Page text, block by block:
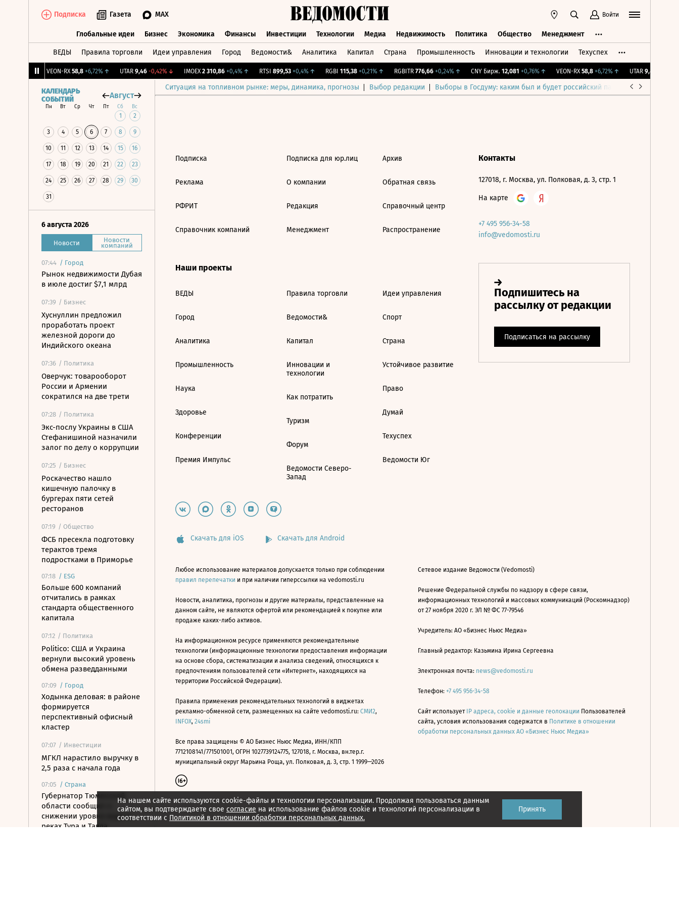
Подписка Газета MAX Войти
Глобальные идеи Бизнес Экономика Финансы Инвестиции Технологии Медиа Недвижимость Политика Общество Менеджмент
ВЕДЫ Правила торговли Идеи управления Город Ведомости& Аналитика Капитал Страна Промышленность Инновации и технологии Техуспех
VEON-RX 58,8 +6,72%↑ UTAR 9,46 -0,42%↓ IMOEX 2 310,86 +0,4%↑ RTSI 899,53 +0,4%↑ RGBI 115,38 +0,21%↑ RGBITR 776,66 +0,24%↑ CNY Бирж. 12,081 +0,76%↑ VEON-RX 58,8 +6,72%↑ UTAR 9,46
Ситуация на топливном рынке: меры, динамика, прогнозы Выбор редакции Выборы в Госдуму: каким был и будет российский парламент
КАЛЕНДАРЬ
СОБЫТИЙ
Август
Пн Вт Ср Чт Пт Сб Вс
1 2
3 4 5 6 7 8 9
10 11 12 13 14 15 16
17 18 19 20 21 22 23
24 25 26 27 28 29 30
31
6 августа 2026
Новости Новости
компаний
07:44 / Город
Рынок недвижимости Дубая
в июле достиг $7,1 млрд
07:39 / Бизнес
Хуснуллин предложил
проработать проект
железной дороги до
Индийского океана
07:36 / Политика
Оверчук: товарооборот
России и Армении
сократился на две трети
07:28 / Политика
Экс-послу Украины в США
Стефанишиной назначили
залог по делу о коррупции
07:25 / Бизнес
Роскачество нашло
кишечную палочку в
бургерах пяти сетей
ресторанов
07:19 / Общество
ФСБ пресекла подготовку
терактов тремя
подростками в Приморье
07:18 / ESG
Больше 600 компаний
отчитались в рамках
стандарта общественного
капитала
07:12 / Политика
Politico: США и Украина
вернули высокий уровень
обмена разведданными
07:09 / Город
Ходынка деловая: в районе
формируется
перспективный офисный
кластер
07:07 / Инвестиции
МГКЛ нарастило выручку в
2,5 раза с начала года
07:05 / Страна
Губернатор Тюменской
области сообщил о
снижении уровня воды в
реках Тура и Тавда
На нашем сайте используются cookie-файлы и технологии персонализации. Продолжая пользоваться данным
сайтом, вы подтверждаете свое согласие на использование файлов cookie и технологий персонализации в
соответствии с Политикой в отношении обработки персональных данных.
Принять
Подписка
Реклама
РФРИТ
Справочник компаний
Подписка для юр.лиц
О компании
Редакция
Менеджмент
Архив
Обратная связь
Справочный центр
Распространение
Наши проекты
ВЕДЫ
Город
Аналитика
Промышленность
Наука
Здоровье
Конференции
Премия Импульс
Правила торговли
Ведомости&
Капитал
Инновации и
технологии
Как потратить
Туризм
Форум
Ведомости Северо-
Запад
Идеи управления
Спорт
Страна
Устойчивое развитие
Право
Думай
Техуспех
Ведомости Юг
Контакты
127018, г. Москва, ул. Полковая, д. 3, стр. 1
На карте
+7 495 956-34-58
info@vedomosti.ru
Скачать для iOS Скачать для Android
Любое использование материалов допускается только при соблюдении
правил перепечатки и при наличии гиперссылки на vedomosti.ru
Новости, аналитика, прогнозы и другие материалы, представленные на
данном сайте, не являются офертой или рекомендацией к покупке или
продаже каких-либо активов.
На информационном ресурсе применяются рекомендательные
технологии (информационные технологии предоставления информации
на основе сбора, систематизации и анализа сведений, относящихся к
предпочтениям пользователей сети «Интернет», находящихся на
территории Российской Федерации).
Правила применения рекомендательных технологий в виджетах
рекламно-обменной сети, размещенных на сайте vedomosti.ru: СМИ2,
INFOX, 24smi
Все права защищены © АО Бизнес Ньюс Медиа, ИНН/КПП
7712108141/771501001, ОГРН 1027739124775, 127018, г. Москва, вн.тер.г.
муниципальный округ Марьина Роща, ул. Полковая, д. 3, стр. 1 1999—2026
Сетевое издание Ведомости (Vedomosti)
Решение Федеральной службы по надзору в сфере связи,
информационных технологий и массовых коммуникаций (Роскомнадзор)
от 27 ноября 2020 г. ЭЛ № ФС 77-79546
Учредитель: АО «Бизнес Ньюс Медиа»
Главный редактор: Казьмина Ирина Сергеевна
Электронная почта: news@vedomosti.ru
Телефон: +7 495 956-34-58
Сайт использует IP адреса, cookie и данные геолокации Пользователей
сайта, условия использования содержатся в Политике в отношении
обработки персональных данных АО «Бизнес Ньюс Медиа»